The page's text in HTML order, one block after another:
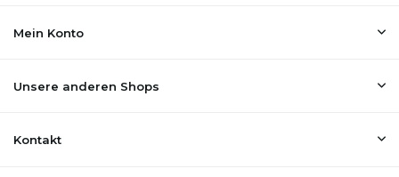
Mein Konto
Unsere anderen Shops
Kontakt